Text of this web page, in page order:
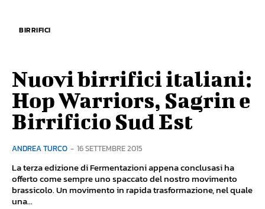
BIRRIFICI
Nuovi birrifici italiani:
Hop Warriors, Sagrin e
Birrificio Sud Est
ANDREA TURCO - 16 SETTEMBRE 2015
La terza edizione di Fermentazioni appena conclusasi ha
offerto come sempre uno spaccato del nostro movimento
brassicolo. Un movimento in rapida trasformazione, nel quale
una...